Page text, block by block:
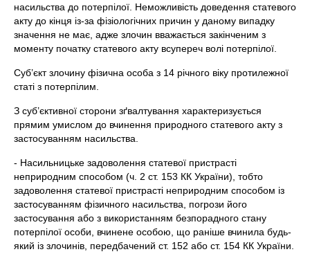
насильства до потерпілої. Неможливість доведення статевого
акту до кінця із-за фізіологічних причин у даному випадку
значення не має, адже злочин вважається закінченим з
моменту початку статевого акту всупереч волі потерпілої.
Суб’єкт злочину фізична особа з 14 річного віку протилежної
статі з потерпілим.
З суб’єктивної сторони зґвалтування характеризується
прямим умислом до вчинення природного статевого акту з
застосуванням насильства.
- Насильницьке задоволення статевої пристрасті
неприродним способом (ч. 2 ст. 153 КК України), тобто
задоволення статевої пристрасті неприродним способом із
застосуванням фізичного насильства, погрози його
застосування або з використанням безпорадного стану
потерпілої особи, вчинене особою, що раніше вчинила будь-
який із злочинів, передбачений ст. 152 або ст. 154 КК України.